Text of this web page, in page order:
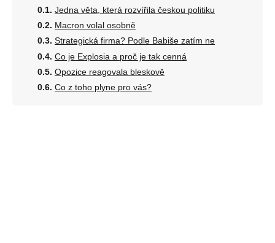
Jedna věta, která rozvířila českou politiku
Macron volal osobně
Strategická firma? Podle Babiše zatím ne
Co je Explosia a proč je tak cenná
Opozice reagovala bleskově
Co z toho plyne pro vás?